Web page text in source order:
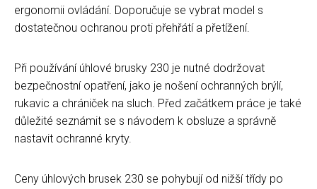
ergonomii ovládání. Doporučuje se vybrat model s
dostatečnou ochranou proti přehřátí a přetížení.
Při používání úhlové brusky 230 je nutné dodržovat
bezpečnostní opatření, jako je nošení ochranných brýlí,
rukavic a chrániček na sluch. Před začátkem práce je také
důležité seznámit se s návodem k obsluze a správně
nastavit ochranné kryty.
Ceny úhlových brusek 230 se pohybují od nižší třídy po